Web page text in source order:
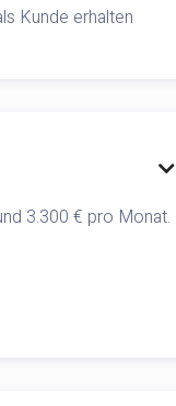
Kunde erhalten

3.300 € pro Monat.